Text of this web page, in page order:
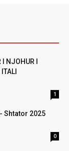
NJOHUR I
1
Shtator 2025
0